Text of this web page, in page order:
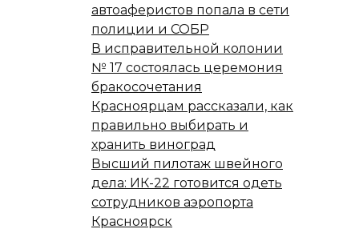
автоаферистов попала в сети
полиции и СОБР
В исправительной колонии
№ 17 состоялась церемония
бракосочетания
Красноярцам рассказали, как
правильно выбирать и
хранить виноград
Высший пилотаж швейного
дела: ИК-22 готовится одеть
сотрудников аэропорта
Красноярск